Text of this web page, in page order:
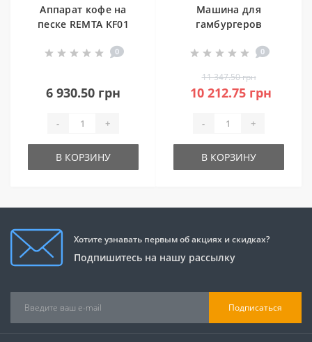
Аппарат кофе на
песке REMTA KF01
0
6 930.50 грн
- +
В КОРЗИНУ
Машина для
гамбургеров
GoodFood HGM02
0
11 347.50 грн
10 212.75 грн
- +
В КОРЗИНУ
Хотите узнавать первым об акциях и скидках?
Подпишитесь на нашу рассылку
Подписаться